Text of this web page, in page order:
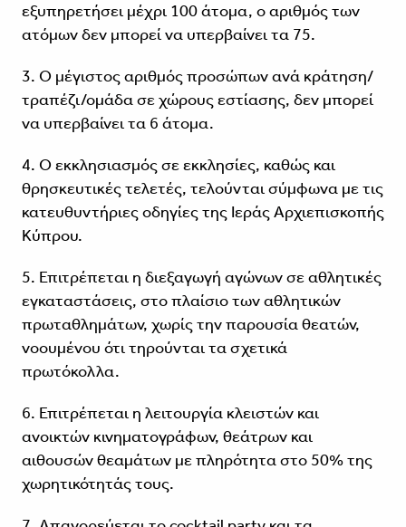
εξυπηρετήσει μέχρι 100 άτομα, ο αριθμός των
ατόμων δεν μπορεί να υπερβαίνει τα 75.
3. Ο μέγιστος αριθμός προσώπων ανά κράτηση/
τραπέζι/ομάδα σε χώρους εστίασης, δεν μπορεί
να υπερβαίνει τα 6 άτομα.
4. Ο εκκλησιασμός σε εκκλησίες, καθώς και
θρησκευτικές τελετές, τελούνται σύμφωνα με τις
κατευθυντήριες οδηγίες της Ιεράς Αρχιεπισκοπής
Κύπρου.
5. Επιτρέπεται η διεξαγωγή αγώνων σε αθλητικές
εγκαταστάσεις, στο πλαίσιο των αθλητικών
πρωταθλημάτων, χωρίς την παρουσία θεατών,
νοουμένου ότι τηρούνται τα σχετικά
πρωτόκολλα.
6. Επιτρέπεται η λειτουργία κλειστών και
ανοικτών κινηματογράφων, θεάτρων και
αιθουσών θεαμάτων με πληρότητα στο 50% της
χωρητικότητάς τους.